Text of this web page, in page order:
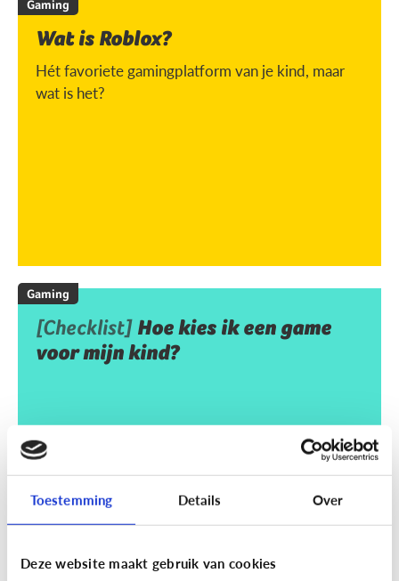
Toestemming Details Over
Deze website maakt gebruik van cookies
Gaming
Wat is Roblox?
Hét favoriete gamingplatform van je kind, maar
wat is het?
Gaming
[Checklist] Hoe kies ik een game
voor mijn kind?